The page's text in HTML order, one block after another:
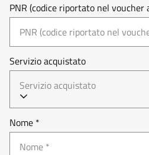
PNR (codice riportato nel voucher
Servizio acquistato
Servizio acquistato
Nome *